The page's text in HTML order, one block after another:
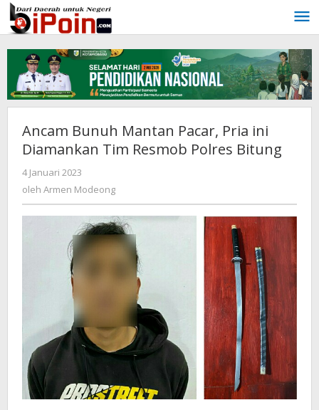
Lewati
ke
konten
Ancam Bunuh Mantan Pacar, Pria ini
Diamankan Tim Resmob Polres Bitung
4 Januari 2023
Armen
Modeong
oleh Armen Modeong